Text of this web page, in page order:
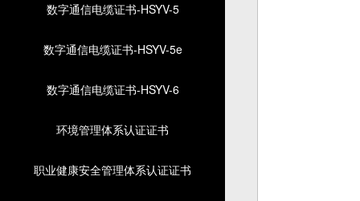
数字通信电缆证书-HSYV-5
数字通信电缆证书-HSYV-5e
数字通信电缆证书-HSYV-6
环境管理体系认证证书
职业健康安全管理体系认证证书